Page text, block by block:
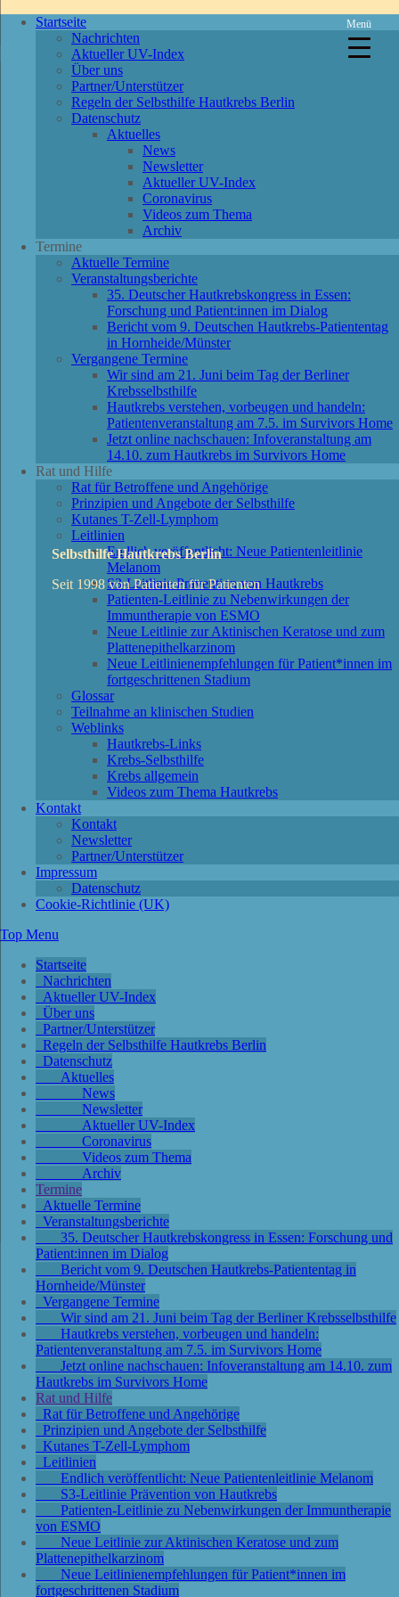
Startseite
Nachrichten
Aktueller UV-Index
Über uns
Partner/Unterstützer
Regeln der Selbsthilfe Hautkrebs Berlin
Datenschutz
Aktuelles
News
Newsletter
Aktueller UV-Index
Coronavirus
Videos zum Thema
Archiv
Termine
Aktuelle Termine
Veranstaltungsberichte
35. Deutscher Hautkrebskongress in Essen:
Forschung und Patient:innen im Dialog
Bericht vom 9. Deutschen Hautkrebs-Patiententag
in Hornheide/Münster
Vergangene Termine
Wir sind am 21. Juni beim Tag der Berliner
Krebsselbsthilfe
Hautkrebs verstehen, vorbeugen und handeln:
Patientenveranstaltung am 7.5. im Survivors Home
Jetzt online nachschauen: Infoveranstaltung am
14.10. zum Hautkrebs im Survivors Home
Rat und Hilfe
Rat für Betroffene und Angehörige
Prinzipien und Angebote der Selbsthilfe
Kutanes T-Zell-Lymphom
Leitlinien
Endlich veröffentlicht: Neue Patientenleitlinie
Melanom
S3-Leitlinie Prävention von Hautkrebs
Patienten-Leitlinie zu Nebenwirkungen der
Immuntherapie von ESMO
Neue Leitlinie zur Aktinischen Keratose und zum
Plattenepithelkarzinom
Neue Leitlinienempfehlungen für Patient*innen im
fortgeschrittenen Stadium
Glossar
Teilnahme an klinischen Studien
Weblinks
Hautkrebs-Links
Krebs-Selbsthilfe
Krebs allgemein
Videos zum Thema Hautkrebs
Kontakt
Kontakt
Newsletter
Partner/Unterstützer
Impressum
Datenschutz
Cookie-Richtlinie (UK)
Top Menu
Startseite
Nachrichten
Aktueller UV-Index
Über uns
Partner/Unterstützer
Regeln der Selbsthilfe Hautkrebs Berlin
Datenschutz
Aktuelles
News
Newsletter
Aktueller UV-Index
Coronavirus
Videos zum Thema
Archiv
Termine
Aktuelle Termine
Veranstaltungsberichte
35. Deutscher Hautkrebskongress in Essen: Forschung und
Patient:innen im Dialog
Bericht vom 9. Deutschen Hautkrebs-Patiententag in
Hornheide/Münster
Vergangene Termine
Wir sind am 21. Juni beim Tag der Berliner Krebsselbsthilfe
Hautkrebs verstehen, vorbeugen und handeln:
Patientenveranstaltung am 7.5. im Survivors Home
Jetzt online nachschauen: Infoveranstaltung am 14.10. zum
Hautkrebs im Survivors Home
Rat und Hilfe
Rat für Betroffene und Angehörige
Prinzipien und Angebote der Selbsthilfe
Kutanes T-Zell-Lymphom
Leitlinien
Endlich veröffentlicht: Neue Patientenleitlinie Melanom
S3-Leitlinie Prävention von Hautkrebs
Patienten-Leitlinie zu Nebenwirkungen der Immuntherapie
von ESMO
Neue Leitlinie zur Aktinischen Keratose und zum
Plattenepithelkarzinom
Neue Leitlinienempfehlungen für Patient*innen im
fortgeschrittenen Stadium
Selbsthilfe Hautkrebs Berlin
Seit 1998 von Patienten für Patienten
Menü